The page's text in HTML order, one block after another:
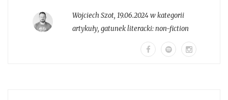
Wojciech Szot, 19.06.2024 w kategorii
artykuły, gatunek literacki:non-fiction